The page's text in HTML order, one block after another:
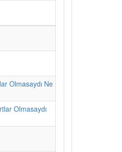
Olmasaydı Ne
Olmasaydı